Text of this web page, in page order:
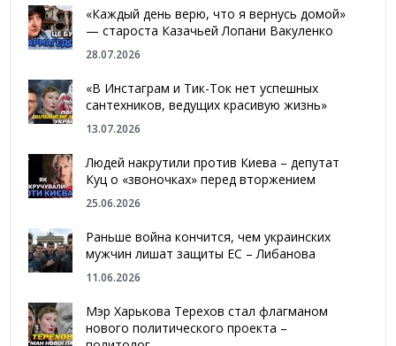
«Каждый день верю, что я вернусь домой»
— староста Казачьей Лопани Вакуленко
28.07.2026
«В Инстаграм и Тик-Ток нет успешных
сантехников, ведущих красивую жизнь»
13.07.2026
Людей накрутили против Киева – депутат
Куц о «звоночках» перед вторжением
25.06.2026
Раньше война кончится, чем украинских
мужчин лишат защиты ЕС – Либанова
11.06.2026
Мэр Харькова Терехов стал флагманом
нового политического проекта –